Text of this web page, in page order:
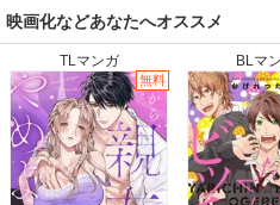
2010年冬
2010年春
2009年冬
2009年春
2008年冬
2008年春
2007年冬
2007年春
2006年冬
2006年春
2005年冬
2005年春
2004年冬
2004年春
映画化などあなたへオススメ
TLマンガ
無料
BLマ